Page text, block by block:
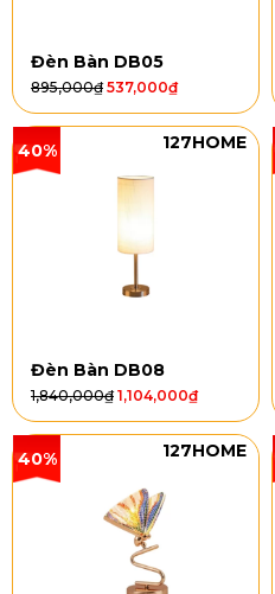
Đèn Bàn DB05
895,000₫ 537,000₫
40% 127HOME
Đèn Bàn DB08
1,840,000₫ 1,104,000₫
40% 127HOME